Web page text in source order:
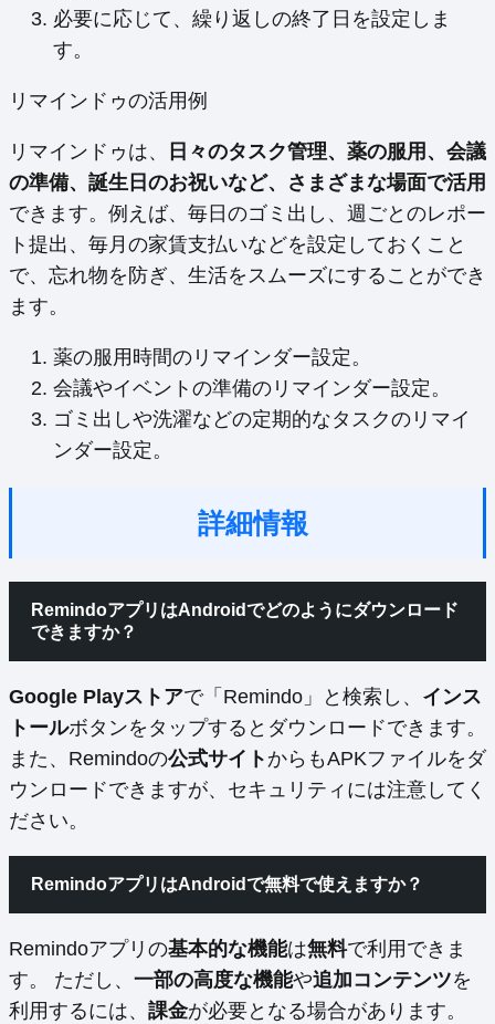
必要に応じて、繰り返しの終了日を設定しま
す。
リマインドゥの活用例
リマインドゥは、
日々のタスク管理、薬の服用、会議
の準備、誕生日のお祝いなど、さまざまな場面で活用
できます。例えば、毎日のゴミ出し、週ごとのレポー
ト提出、毎月の家賃支払いなどを設定しておくこと
で、忘れ物を防ぎ、生活をスムーズにすることができ
ます。
薬の服用時間のリマインダー設定。
会議やイベントの準備のリマインダー設定。
ゴミ出しや洗濯などの定期的なタスクのリマイ
ンダー設定。
詳細情報
RemindoアプリはAndroidでどのようにダウンロード
できますか？
Google Playストアで「Remindo」と検索し、 インス
トールボタンをタップするとダウンロードできます。
また、Remindoの公式サイトからもAPKファイルをダ
ウンロードできますが、セキュリティには注意してく
ださい。
RemindoアプリはAndroidで無料で使えますか？
Remindoアプリの基本的な機能は無料で利用できま
す。 ただし、 一部の高度な機能や追加コンテンツを
利用するには、 課金が必要となる場合があります。